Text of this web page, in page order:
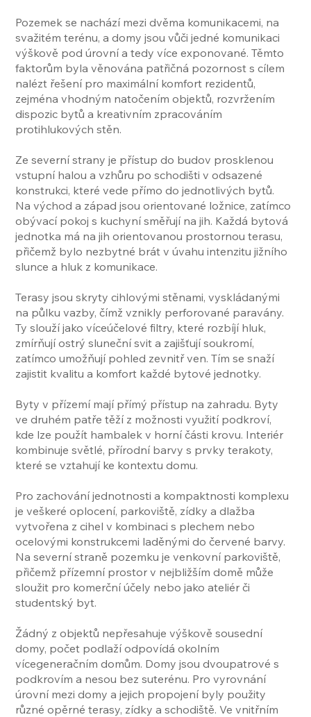
Pozemek se nachází mezi dvěma komunikacemi, na
svažitém terénu, a domy jsou vůči jedné komunikaci
výškově pod úrovní a tedy více exponované. Těmto
faktorům byla věnována patřičná pozornost s cílem
nalézt řešení pro maximální komfort rezidentů,
zejména vhodným natočením objektů, rozvržením
dispozic bytů a kreativním zpracováním
protihlukových stěn.
Ze severní strany je přístup do budov prosklenou
vstupní halou a vzhůru po schodišti v odsazené
konstrukci, které vede přímo do jednotlivých bytů.
Na východ a západ jsou orientované ložnice, zatímco
obývací pokoj s kuchyní směřují na jih. Každá bytová
jednotka má na jih orientovanou prostornou terasu,
přičemž bylo nezbytné brát v úvahu intenzitu jižního
slunce a hluk z komunikace.
Terasy jsou skryty cihlovými stěnami, vyskládanými
na půlku vazby, čímž vznikly perforované paravány.
Ty slouží jako víceúčelové filtry, které rozbíjí hluk,
zmírňují ostrý sluneční svit a zajišťují soukromí,
zatímco umožňují pohled zevnitř ven. Tím se snaží
zajistit kvalitu a komfort každé bytové jednotky.
Byty v přízemí mají přímý přístup na zahradu. Byty
ve druhém patře těží z možnosti využití podkroví,
kde lze použít hambalek v horní části krovu. Interiér
kombinuje světlé, přírodní barvy s prvky terakoty,
které se vztahují ke kontextu domu.
Pro zachování jednotnosti a kompaktnosti komplexu
je veškeré oplocení, parkoviště, zídky a dlažba
vytvořena z cihel v kombinaci s plechem nebo
ocelovými konstrukcemi laděnými do červené barvy.
Na severní straně pozemku je venkovní parkoviště,
přičemž přízemní prostor v nejbližším domě může
sloužit pro komerční účely nebo jako ateliér či
studentský byt.
Žádný z objektů nepřesahuje výškově sousední
domy, počet podlaží odpovídá okolním
vícegeneračním domům. Domy jsou dvoupatrové s
podkrovím a nesou bez suterénu. Pro vyrovnání
úrovní mezi domy a jejich propojení byly použity
různé opěrné terasy, zídky a schodiště. Ve vnitřním